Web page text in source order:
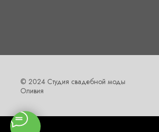
© 2024 Студия свадебной моды
Оливия